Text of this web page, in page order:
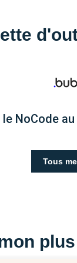
le NoCode
Tous